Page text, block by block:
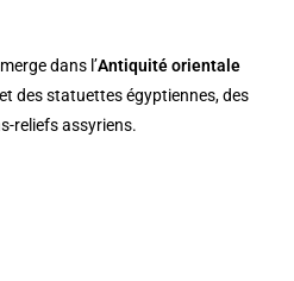
dans l’Antiquité orientale
des statuettes égyptiennes, des
reliefs assyriens.